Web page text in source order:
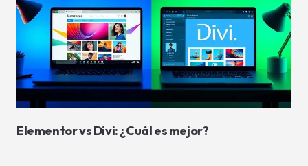
Elementor vs Divi: ¿Cuál es mejor?